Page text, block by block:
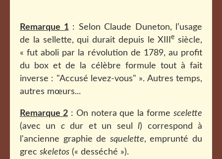
Remarque 1: Selon Claude Duneton, l’usage
de la sellette, qui durait depuis le XIIIe siècle,
« fut aboli par la révolution de 1789, au profit
du box et de la célèbre formule tout à fait
inverse : "Accusé levez-vous" ». Autres temps,
autres mœurs...
Remarque 2: On notera que la forme scelette
(avec un cdur et un seull) correspond à
l'ancienne graphie de squelette, emprunté du
grec skeletos (« desséché »).